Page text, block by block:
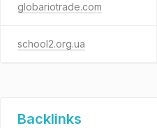
globariotrade.com
school2.org.ua
Backlinks